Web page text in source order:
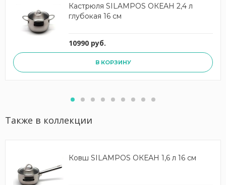
Кастрюля SILAMPOS ОКЕАН 2,4 л
глубокая 16 см
10990 руб.
В КОРЗИНУ
Также в коллекции
Ковш SILAMPOS ОКЕАН 1,6 л 16 см